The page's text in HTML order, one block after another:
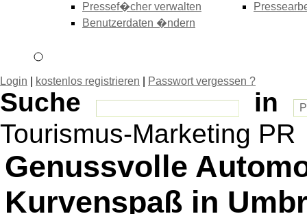
Pressef�cher verwalten
Benutzerdaten �ndern
Login kostenlos registrieren Passwort vergessen ?
Suche
in
Tourismus-Marketing PR
Genussvolle
Kurvenspaß in